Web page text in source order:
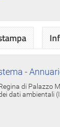
-
di Palazzo
dati ambientali